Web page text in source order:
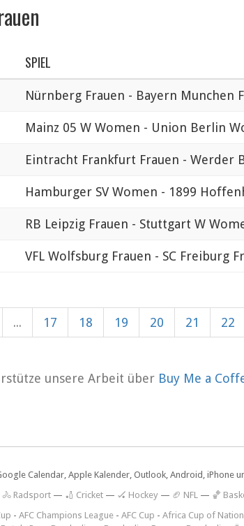
SPIEL
Nürnberg Frauen - Bayern Munchen
Mainz 05 W Women - Union Berlin
Eintracht Frankfurt Frauen - Werder
Hamburger SV Women - 1899
RB Leipzig Frauen - Stuttgart W
VFL Wolfsburg Frauen - SC Freiburg
... 17 18 19 20 21 22
unsere Arbeit über Buy Me a
Calendar, Apple Kalender, Outlook, Android, iPhone
🚴 Radsport — 🏏 Cricket — 🏑 Hockey — 🏈 NFL — 🏀
- AFC Champions League - AFC Cup - Africa Cup of